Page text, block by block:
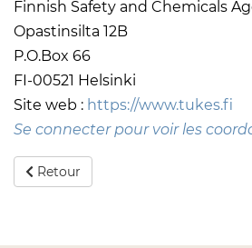
Finnish Safety and Chemicals
Opastinsilta 12B
P.O.Box 66
FI-00521 Helsinki
Site web : https://www.tukes.fi
Se connecter pour voir les
Retour